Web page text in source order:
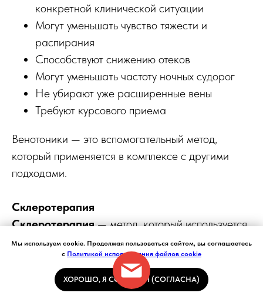
конкретной клинической ситуации
Могут уменьшать чувство тяжести и
распирания
Способствуют снижению отеков
Могут уменьшать частоту ночных судорог
Не убирают уже расширенные вены
Требуют курсового приема
Венотоники — это вспомогательный метод,
который применяется в комплексе с другими
подходами.
Склеротерапия
Склеротерапия— метод, который используется
при небольших измененных венах и сосудистых
звездочках. Суть метода: в сосуд вводится
специальный препарат, который вызывает
склеивание его стенок. Вена перестает
Мы используем cookie. Продолжая пользоваться сайтом, вы соглашаетесь
с Политикой использования файлов cookie
ХОРОШО, Я СОГЛАСЕН (СОГЛАСНА)